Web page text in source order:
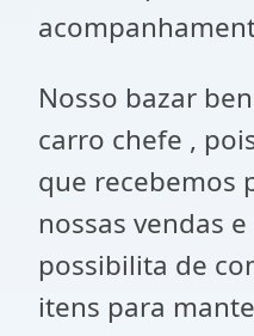
Nosso bazar
carro chefe ,
que recebemos
nossas vendas
possibilita de
itens para